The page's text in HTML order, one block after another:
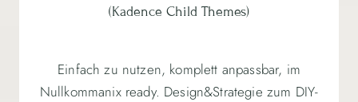
(Kadence Child Themes)
Einfach zu nutzen, komplett anpassbar, im
Nullkommanix ready. Design&Strategie zum DIY-